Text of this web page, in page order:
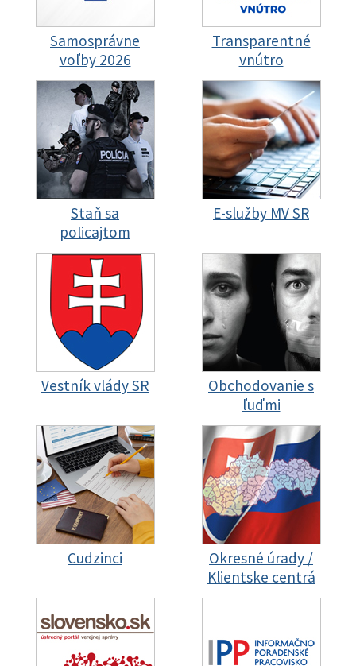
Samosprávne
voľby 2026
Transparentné
vnútro
Staň sa
policajtom
E-služby MV SR
Vestník vlády SR
Obchodovanie s
ľuďmi
Cudzinci
Okresné úrady /
Klientske centrá